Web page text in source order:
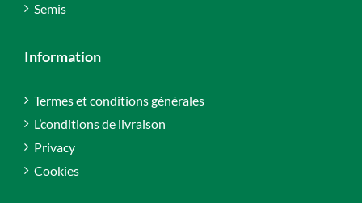
Semis
Information
Termes et conditions générales
L’conditions de livraison
Privacy
Cookies